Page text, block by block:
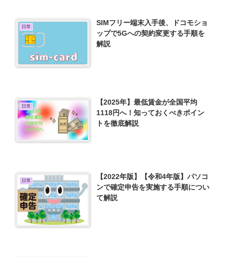
日常
SIMフリー端末入手後、ドコモショ
ップで5Gへの契約変更する手順を
解説
日常
【2025年】最低賃金が全国平均
1118円へ！知っておくべきポイン
トを徹底解説
日常
【2022年版】【令和4年版】パソコ
ンで確定申告を実施する手順につい
て解説